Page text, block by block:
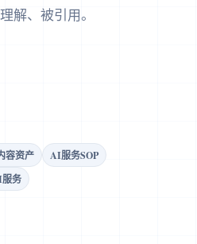
解、被引用。
容资产
AI服务SOP
务